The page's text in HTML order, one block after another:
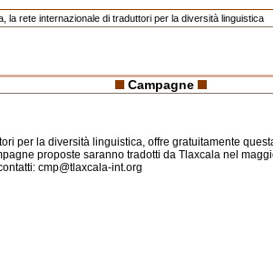
la rete internazionale di traduttori per la diversità linguistica
Campagne
per la diversità linguistica, offre gratuitamente
proposte saranno tradotti da Tlaxcala nel
cmp@tlaxcala-int.org